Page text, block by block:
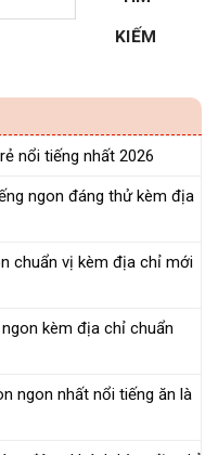
KIẾM
nổi tiếng nhất 2026
ngon đáng thử kèm địa
chuẩn vị kèm địa chỉ mới
kèm địa chỉ chuẩn
ngon nhất nổi tiếng ăn là